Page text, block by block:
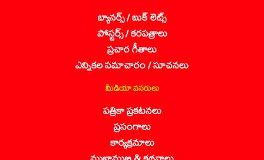
బ్యానర్స్ / బుక్ లెట్స్
పోస్టర్స్ / కరపత్రాలు
ప్రచార గీతాలు
ఎన్నికల సమాచారం / సూచనలు
మీడియా వనరులు
పత్రికా ప్రకటనలు
ప్రసంగాలు
కార్యక్రమాలు